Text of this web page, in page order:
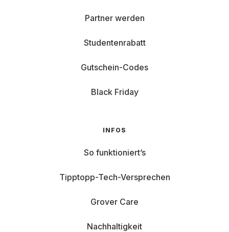
Partner werden
Studentenrabatt
Gutschein-Codes
Black Friday
INFOS
So funktioniert’s
Tipptopp-Tech-Versprechen
Grover Care
Nachhaltigkeit